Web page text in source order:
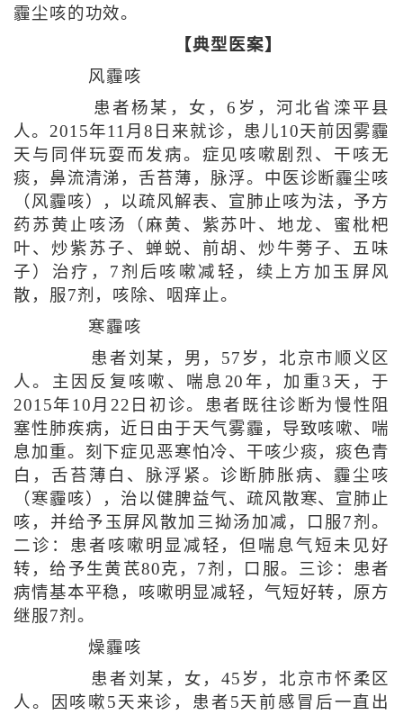
霾尘咳的功效。
【典型医案】
风霾咳
患者杨某，女，6岁，河北省滦平县
人。2015年11月8日来就诊，患儿10天前因雾霾
天与同伴玩耍而发病。症见咳嗽剧烈、干咳无
痰，鼻流清涕，舌苔薄，脉浮。中医诊断霾尘咳
（风霾咳），以疏风解表、宣肺止咳为法，予方
药苏黄止咳汤（麻黄、紫苏叶、地龙、蜜枇杷
叶、炒紫苏子、蝉蜕、前胡、炒牛蒡子、五味
子）治疗，7剂后咳嗽减轻，续上方加玉屏风
散，服7剂，咳除、咽痒止。
寒霾咳
患者刘某，男，57岁，北京市顺义区
人。主因反复咳嗽、喘息20年，加重3天，于
2015年10月22日初诊。患者既往诊断为慢性阻
塞性肺疾病，近日由于天气雾霾，导致咳嗽、喘
息加重。刻下症见恶寒怕冷、干咳少痰，痰色青
白，舌苔薄白、脉浮紧。诊断肺胀病、霾尘咳
（寒霾咳），治以健脾益气、疏风散寒、宣肺止
咳，并给予玉屏风散加三拗汤加减，口服7剂。
二诊：患者咳嗽明显减轻，但喘息气短未见好
转，给予生黄芪80克，7剂，口服。三诊：患者
病情基本平稳，咳嗽明显减轻，气短好转，原方
继服7剂。
燥霾咳
患者刘某，女，45岁，北京市怀柔区
人。因咳嗽5天来诊，患者5天前感冒后一直出